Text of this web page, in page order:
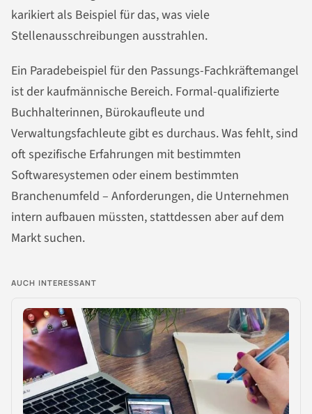
karikiert als Beispiel für das, was viele
Stellenausschreibungen ausstrahlen.
Ein Paradebeispiel für den Passungs-Fachkräftemangel
ist der kaufmännische Bereich. Formal-qualifizierte
Buchhalterinnen, Bürokaufleute und
Verwaltungsfachleute gibt es durchaus. Was fehlt, sind
oft spezifische Erfahrungen mit bestimmten
Softwaresystemen oder einem bestimmten
Branchenumfeld – Anforderungen, die Unternehmen
intern aufbauen müssten, stattdessen aber auf dem
Markt suchen.
AUCH INTERESSANT